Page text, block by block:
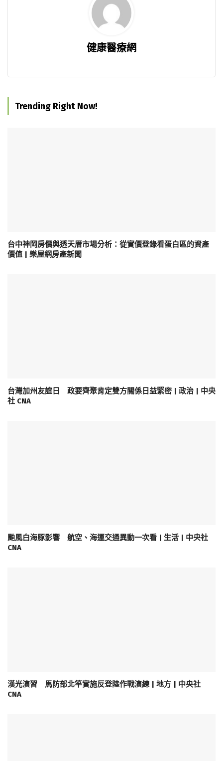
健康醫療網
Trending Right Now!
台中神岡房價與透天厝市場分析：從實價登錄看蛋白區的資產
價值 | 樂屋網房產新聞
台灣加州友誼日 政要齊聚肯定雙方關係日益緊密 | 政治 | 中央
社 CNA
颱風白海豚影響 航空、海運交通異動一次看 | 生活 | 中央社
CNA
漢光演習 馬防部北竿實施反登陸作戰演練 | 地方 | 中央社
CNA